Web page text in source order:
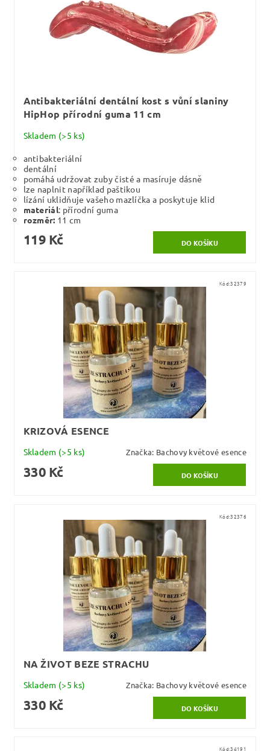
Antibakteriální dentální kost s vůní slaniny
HipHop přírodní guma 11 cm
Skladem (>5 ks)
antibakteriální
dentální
pomáhá udržovat zuby čisté a masíruje dásně
lze naplnit například paštikou
lízání uklidňuje vašeho mazlíčka a poskytuje klid
materiál: přírodní guma
rozměr: 11 cm
119 Kč
Kód:32379
KRIZOVÁ ESENCE
Skladem (>5 ks) Značka: Bachovy květové esence
330 Kč
Kód:32376
NA ŽIVOT BEZE STRACHU
Skladem (>5 ks) Značka: Bachovy květové esence
330 Kč
Kód:34191